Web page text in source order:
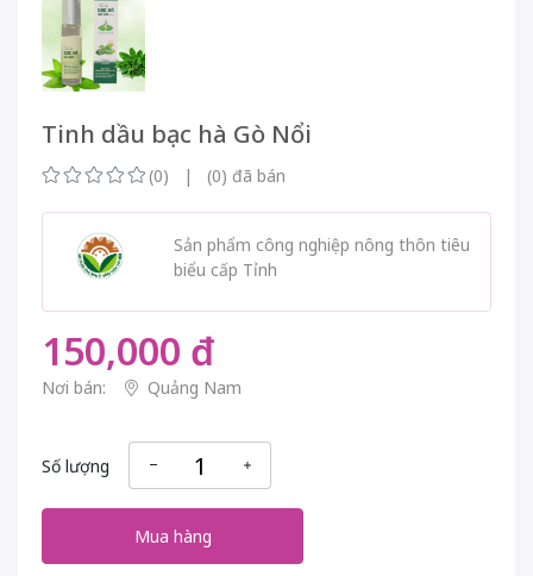
Tinh dầu bạc hà Gò Nổi
(0) | (0) đã bán
Sản phẩm công nghiệp nông thôn tiêu
biểu cấp Tỉnh
150,000 đ
Nơi bán: Quảng Nam
Số lượng
Mua hàng